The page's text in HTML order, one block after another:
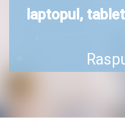
laptopul,